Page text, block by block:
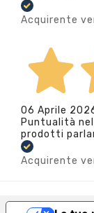
Acquirente
06 Aprile
Puntualità
prodotti
Acquirente